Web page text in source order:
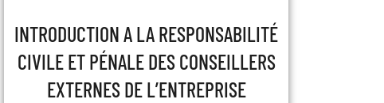
INTRODUCTION A LA RESPONSABILITÉ
CIVILE ET PÉNALE DES CONSEILLERS
EXTERNES DE L’ENTREPRISE